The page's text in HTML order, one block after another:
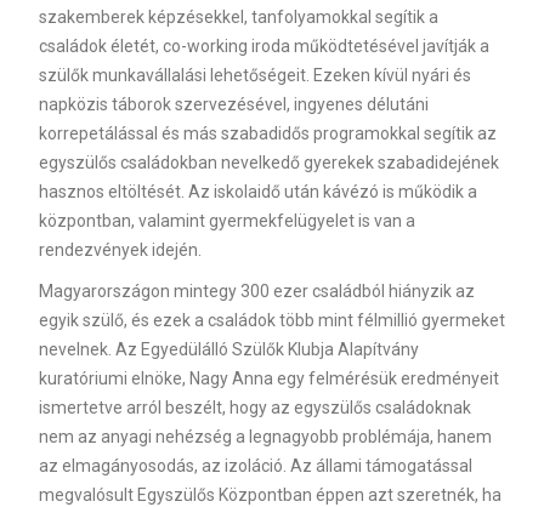
szakemberek képzésekkel, tanfolyamokkal segítik a
családok életét, co-working iroda működtetésével javítják a
szülők munkavállalási lehetőségeit. Ezeken kívül nyári és
napközis táborok szervezésével, ingyenes délutáni
korrepetálással és más szabadidős programokkal segítik az
egyszülős családokban nevelkedő gyerekek szabadidejének
hasznos eltöltését. Az iskolaidő után kávézó is működik a
központban, valamint gyermekfelügyelet is van a
rendezvények idején.
Magyarországon mintegy 300 ezer családból hiányzik az
egyik szülő, és ezek a családok több mint félmillió gyermeket
nevelnek. Az Egyedülálló Szülők Klubja Alapítvány
kuratóriumi elnöke, Nagy Anna egy felmérésük eredményeit
ismertetve arról beszélt, hogy az egyszülős családoknak
nem az anyagi nehézség a legnagyobb problémája, hanem
az elmagányosodás, az izoláció. Az állami támogatással
megvalósult Egyszülős Központban éppen azt szeretnék, ha